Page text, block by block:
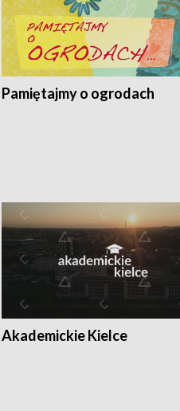
Pamiętajmy o ogrodach
Akademickie Kielce